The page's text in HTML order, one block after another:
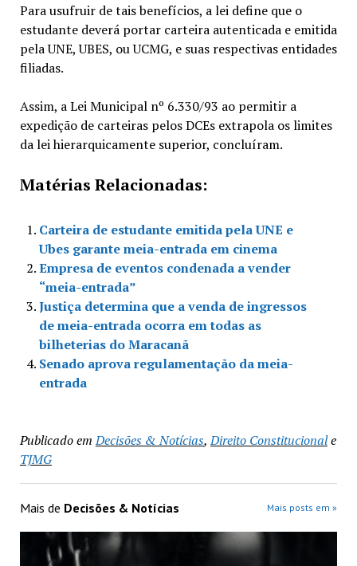
Para usufruir de tais benefícios, a lei define que o
estudante deverá portar carteira autenticada e emitida
pela UNE, UBES, ou UCMG, e suas respectivas entidades
filiadas.
Assim, a Lei Municipal nº 6.330/93 ao permitir a
expedição de carteiras pelos DCEs extrapola os limites
da lei hierarquicamente superior, concluíram.
Matérias Relacionadas:
Carteira de estudante emitida pela UNE e
Ubes garante meia-entrada em cinema
Empresa de eventos condenada a vender
“meia-entrada”
Justiça determina que a venda de ingressos
de meia-entrada ocorra em todas as
bilheterias do Maracanã
Senado aprova regulamentação da meia-
entrada
Publicado em Decisões & Notícias,Direito Constitucionale
TJMG
Mais de Decisões & Notícias Mais posts em »